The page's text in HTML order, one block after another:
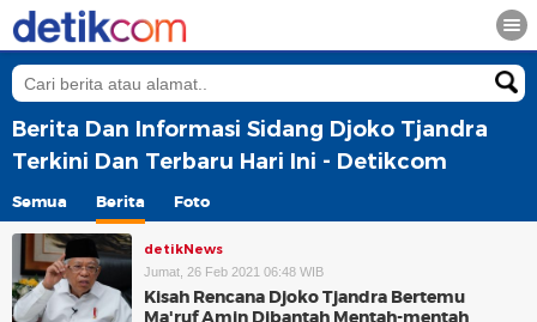
Berita Dan Informasi Sidang Djoko Tjandra
Terkini Dan Terbaru Hari Ini - Detikcom
Semua Berita Foto
detikNews
Jumat, 26 Feb 2021 06:48 WIB
Kisah Rencana Djoko Tjandra Bertemu
Ma'ruf Amin Dibantah Mentah-mentah